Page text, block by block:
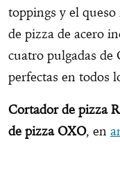
toppings y el
de pizza de acero
cuatro pulgadas de
perfectas en todos
Cortador de pizza
de pizza OXO, en